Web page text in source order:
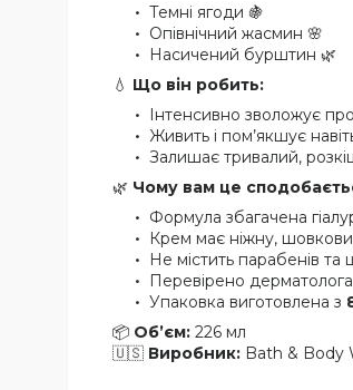
Темні ягоди 🍇
Опівнічний жасмин 🌸
Насичений бурштин 🌿
💧 Що він робить:
Інтенсивно зволожує
Живить і пом’якшує
Залишає тривалий,
🌿 Чому вам це
Формула збагачена
Крем має ніжну,
Не містить парабенів та
Перевірено
Упаковка виготовлена з
📦 Об’єм: 226 мл
🇺🇸 Виробник: Bath &